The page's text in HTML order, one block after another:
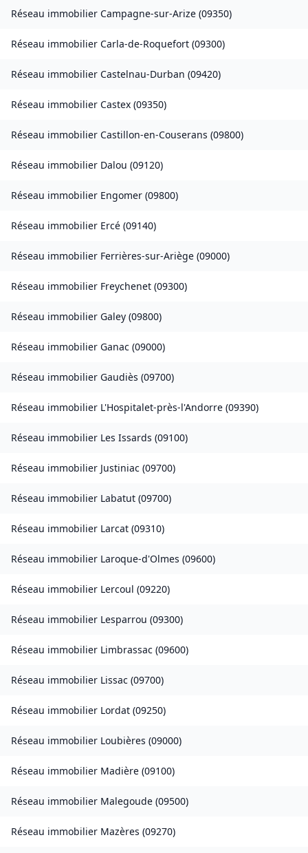
Réseau immobilier Campagne-sur-Arize (09350)
Réseau immobilier Carla-de-Roquefort (09300)
Réseau immobilier Castelnau-Durban (09420)
Réseau immobilier Castex (09350)
Réseau immobilier Castillon-en-Couserans (09800)
Réseau immobilier Dalou (09120)
Réseau immobilier Engomer (09800)
Réseau immobilier Ercé (09140)
Réseau immobilier Ferrières-sur-Ariège (09000)
Réseau immobilier Freychenet (09300)
Réseau immobilier Galey (09800)
Réseau immobilier Ganac (09000)
Réseau immobilier Gaudiès (09700)
Réseau immobilier L'Hospitalet-près-l'Andorre (09390)
Réseau immobilier Les Issards (09100)
Réseau immobilier Justiniac (09700)
Réseau immobilier Labatut (09700)
Réseau immobilier Larcat (09310)
Réseau immobilier Laroque-d'Olmes (09600)
Réseau immobilier Lercoul (09220)
Réseau immobilier Lesparrou (09300)
Réseau immobilier Limbrassac (09600)
Réseau immobilier Lissac (09700)
Réseau immobilier Lordat (09250)
Réseau immobilier Loubières (09000)
Réseau immobilier Madière (09100)
Réseau immobilier Malegoude (09500)
Réseau immobilier Mazères (09270)